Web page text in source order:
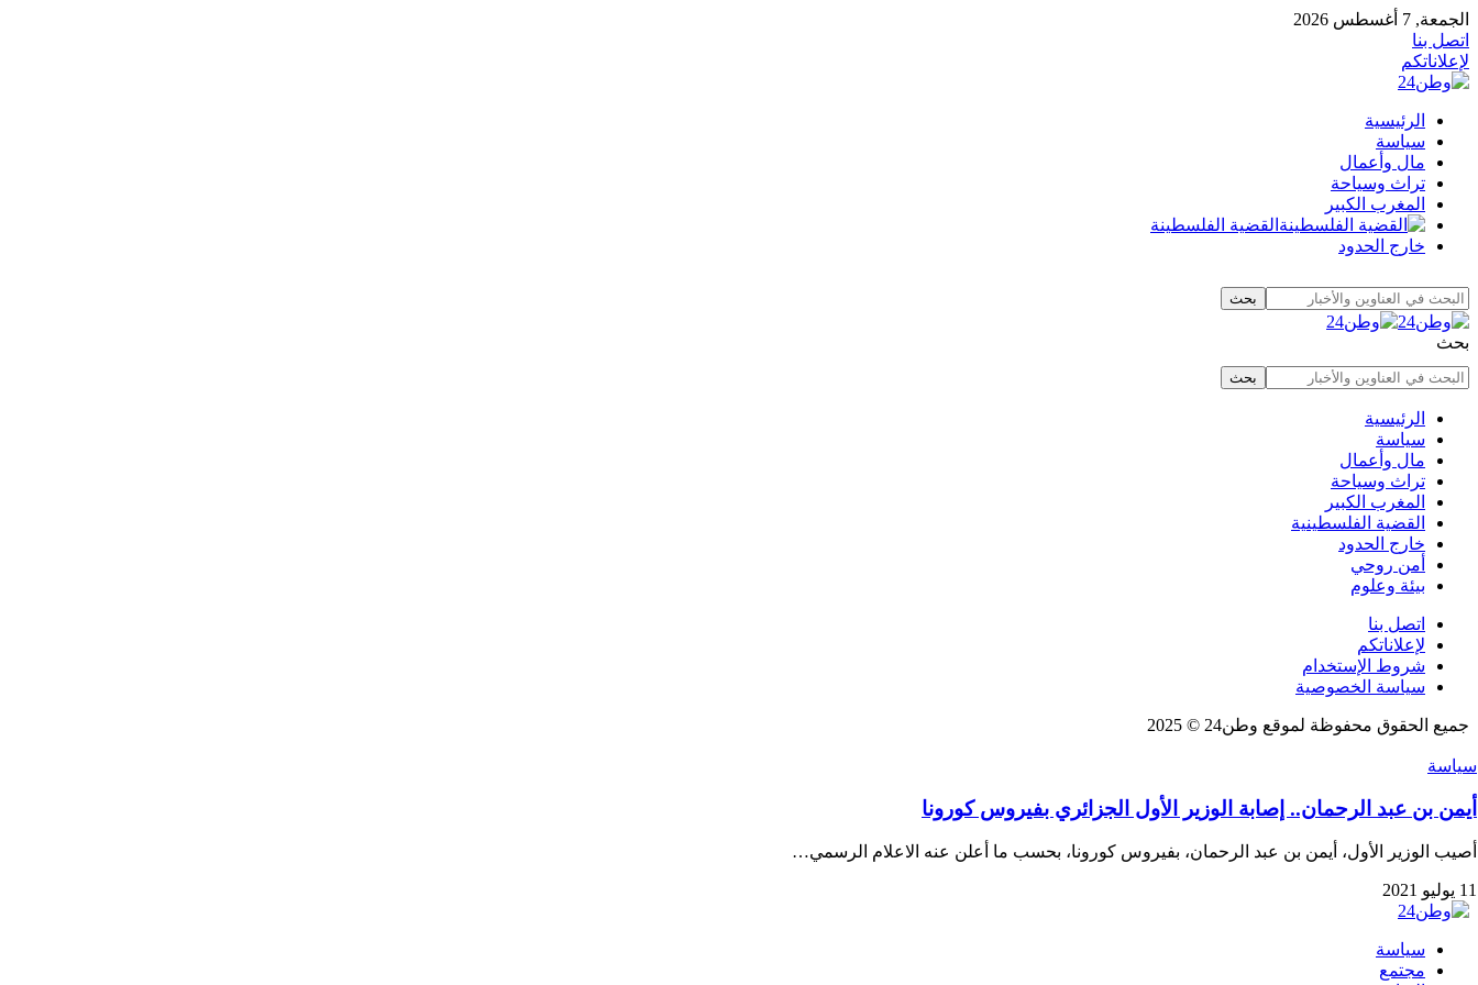
الجمعة, 7 أغسطس 2026
اتصل بنا
لإعلاناتكم
الرئيسية
سياسة
مال وأعمال
تراث وسياحة
المغرب الكبير
القضية الفلسطينة
خارج الحدود
بحث
الرئيسية
سياسة
مال وأعمال
تراث وسياحة
المغرب الكبير
القضية الفلسطينية
خارج الحدود
أمن روحي
بيئة وعلوم
اتصل بنا
لإعلاناتكم
شروط الإستخدام
سياسة الخصوصية
جميع الحقوق محفوظة لموقع وطن24 © 2025
سياسة
أيمن بن عبد الرحمان.. إصابة الوزير الأول الجزائري بفيروس كورونا
أصيب الوزير الأول، أيمن بن عبد الرحمان، بفيروس كورونا، بحسب ما أعلن عنه الاعلام الرسمي…
11 يوليو 2021
سياسة
مجتمع